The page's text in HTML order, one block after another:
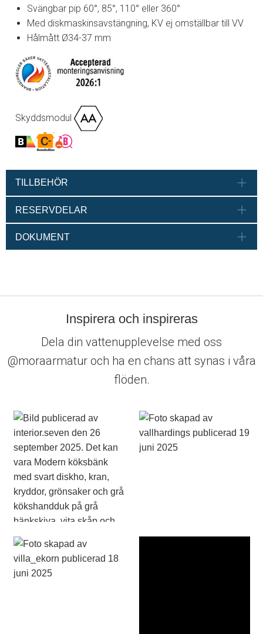
Svängbar pip 60°, 85°, 110° eller 360°
Med diskmaskinsavstängning, KV ej omställbar till VV
Hålmått Ø34-37 mm
Skyddsmodul
TILLBEHÖR
RESERVDELAR
DOKUMENT
Inspirera och inspireras
Dela din vattenupplevelse med oss
@moraarmatur och ha en chans att synas i våra
flöden.